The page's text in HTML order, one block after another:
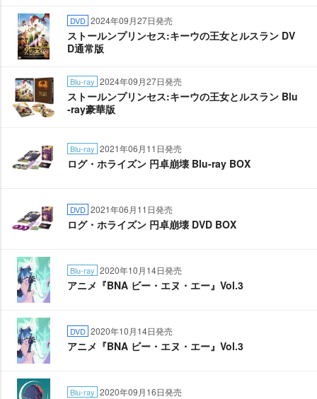
DVD 2024年09月27日発売
ストールンプリンセス:キーウの王女とルスラン DV
D通常版
Blu-ray 2024年09月27日発売
ストールンプリンセス:キーウの王女とルスラン Blu
-ray豪華版
Blu-ray 2021年06月11日発売
ログ・ホライズン 円卓崩壊 Blu-ray BOX
DVD 2021年06月11日発売
ログ・ホライズン 円卓崩壊 DVD BOX
Blu-ray 2020年10月14日発売
アニメ『BNA ビー・エヌ・エー』Vol.3
DVD 2020年10月14日発売
アニメ『BNA ビー・エヌ・エー』Vol.3
Blu-ray 2020年09月16日発売